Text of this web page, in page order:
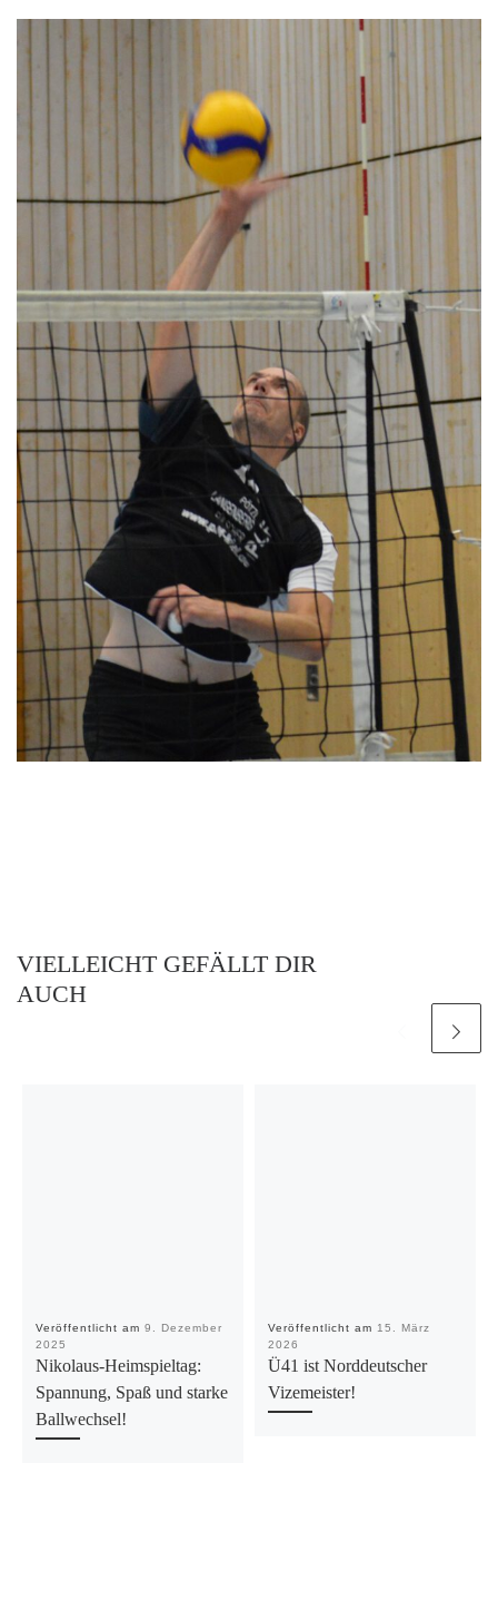
VIELLEICHT GEFÄLLT DIR
AUCH
Veröffentlicht am 9. Dezember
2025
Nikolaus-Heimspieltag:
Spannung, Spaß und starke
Ballwechsel!
Veröffentlicht am 15. März
2026
Ü41 ist Norddeutscher
Vizemeister!